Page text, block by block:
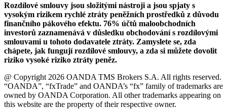
Rozdílové smlouvy jsou složitými nástroji a jsou spjaty s
vysokým rizikem rychlé ztráty peněžních prostředků z důvodu
finančního pákového efektu. 76% účtů maloobchodních
investorů zaznamenává v důsledku obchodování s rozdílovými
smlouvami u tohoto dodavatele ztráty. Zamyslete se, zda
chápete, jak fungují rozdílové smlouvy, a zda si můžete dovolit
riziko vysoké riziko ztráty peněz.
@ Copyright 2026 OANDA TMS Brokers S.A. All rights reserved.
“OANDA”, “fxTrade” and OANDA’s “fx” family of trademarks are
owned by OANDA Corporation. All other trademarks appearing on
this website are the property of their respective owner.